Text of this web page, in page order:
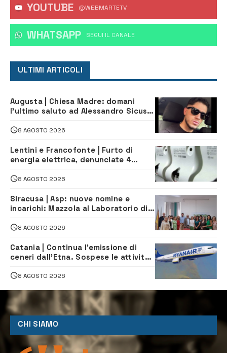
YOUTUBE @WEBMARTETV
WHATSAPP ‎SEGUI IL CANALE
ULTIMI ARTICOLI
Augusta | Chiesa Madre: domani
l’ultimo saluto ad Alessandro Sicuso,
8 AGOSTO 2026
Lentini e Francofonte | Furto di
energia elettrica, denunciate 4
8 AGOSTO 2026
Siracusa | Asp: nuove nomine e
incarichi: Mazzola al Laboratorio di
Servizio Legale
8 AGOSTO 2026
Catania | Continua l’emissione di
ceneri dall’Etna. Sospese le attività
8 AGOSTO 2026
CHI SIAMO